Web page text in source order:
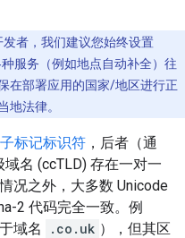
者，我们建议您始终设置
种服务（例如地点自动补全）往
在部署应用的国家/地区进行正
地法律。
标记标识符 ，后者（通
名 (ccTLD) 存在一对一
况之外，大多数 Unicode
2 代码完全一致。例
域名
.co.uk ），但其区